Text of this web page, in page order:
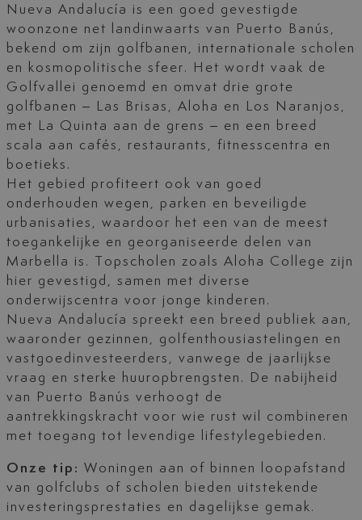
Nueva Andalucía is een goed gevestigde
woonzone net landinwaarts van Puerto Banús,
bekend om zijn golfbanen, internationale scholen
en kosmopolitische sfeer. Het wordt vaak de
Golfvallei genoemd en omvat drie grote
golfbanen – Las Brisas, Aloha en Los Naranjos,
met La Quinta aan de grens – en een breed
scala aan cafés, restaurants, fitnesscentra en
boetieks.
Het gebied profiteert ook van goed
onderhouden wegen, parken en beveiligde
urbanisaties, waardoor het een van de meest
toegankelijke en georganiseerde delen van
Marbella is. Topscholen zoals Aloha College zijn
hier gevestigd, samen met diverse
onderwijscentra voor jonge kinderen.
Nueva Andalucía spreekt een breed publiek aan,
waaronder gezinnen, golfenthousiastelingen en
vastgoedinvesteerders, vanwege de jaarlijkse
vraag en sterke huuropbrengsten. De nabijheid
van Puerto Banús verhoogt de
aantrekkingskracht voor wie rust wil combineren
met toegang tot levendige lifestylegebieden.
Onze tip: Woningen aan of binnen loopafstand
van golfclubs of scholen bieden uitstekende
investeringsprestaties en dagelijkse gemak.